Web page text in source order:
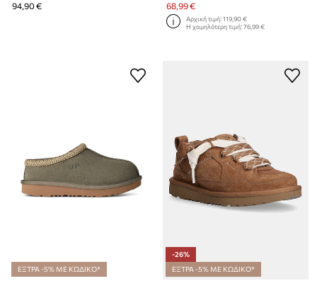
94,90 € 68,99 €
Αρχική τιμή:119,90 €
Η χαμηλότερη τιμή:76,99 €
ΕΞΤΡΑ -5% ΜΕ ΚΩΔΙΚΟ*
-26%
ΕΞΤΡΑ -5% ΜΕ ΚΩΔΙΚΟ*